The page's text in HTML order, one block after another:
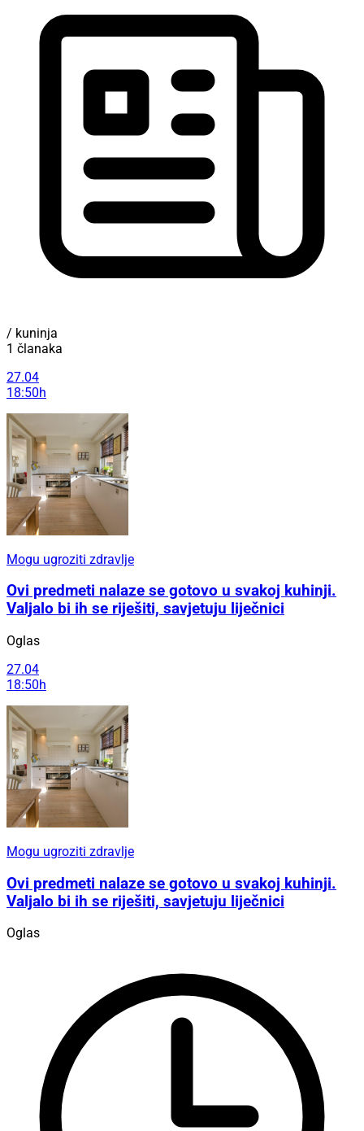
/ kuninja
1 članaka
27.04
18:50h
Mogu ugroziti zdravlje
Ovi predmeti nalaze se gotovo u svakoj kuhinji.
Valjalo bi ih se riješiti, savjetuju liječnici
Oglas
27.04
18:50h
Mogu ugroziti zdravlje
Ovi predmeti nalaze se gotovo u svakoj kuhinji.
Valjalo bi ih se riješiti, savjetuju liječnici
Oglas